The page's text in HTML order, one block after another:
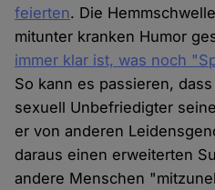
feierten. Die
mitunter kranken Humor
immer klar ist, was noch
So kann es passieren,
sexuell Unbefriedigter
er von anderen
daraus einen erweiterten
andere Menschen